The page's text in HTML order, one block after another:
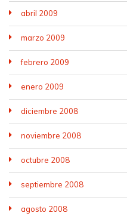
abril 2009
marzo 2009
febrero 2009
enero 2009
diciembre 2008
noviembre 2008
octubre 2008
septiembre 2008
agosto 2008